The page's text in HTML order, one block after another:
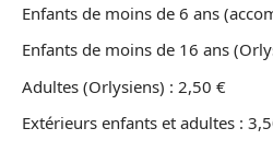
Enfants de moins de 6 ans
Enfants de moins de 16 ans
Adultes (Orlysiens) : 2,50 €
Extérieurs enfants et adultes :